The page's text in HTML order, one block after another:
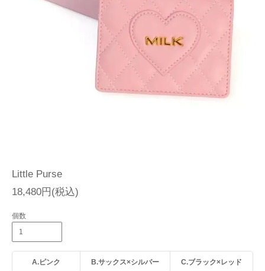
Little Purse
18,480円(税込)
個数
A.ピンク B.サックス×シルバー C.ブラック×レッド